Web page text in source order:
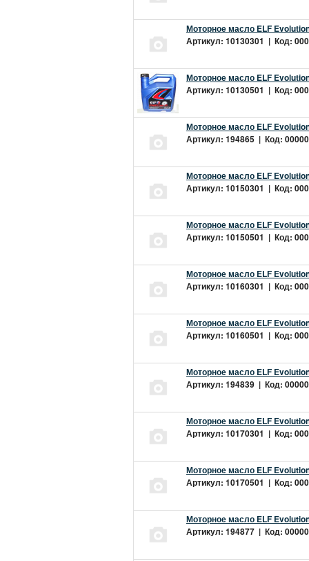
Моторное масло ELF
Артикул: 10130301 | Код:
Моторное масло ELF
Артикул: 10130501 | Код:
Моторное масло ELF
Артикул: 194865 | Код:
Моторное масло ELF
Артикул: 10150301 | Код:
Моторное масло ELF
Артикул: 10150501 | Код:
Моторное масло ELF
Артикул: 10160301 | Код:
Моторное масло ELF
Артикул: 10160501 | Код:
Моторное масло ELF
Артикул: 194839 | Код:
Моторное масло ELF
Артикул: 10170301 | Код:
Моторное масло ELF
Артикул: 10170501 | Код:
Моторное масло ELF
Артикул: 194877 | Код: